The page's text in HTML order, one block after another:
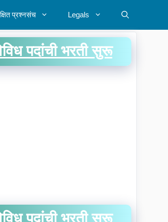
प्रश्नसंच Legals
पदांची भरती सुरू
पदांची भरती सुरू